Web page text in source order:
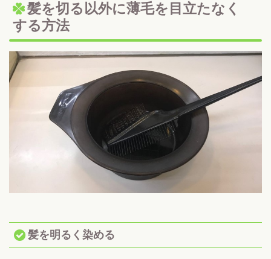
髪を切る以外に薄毛を目立たなく
する方法
髪を明るく染める